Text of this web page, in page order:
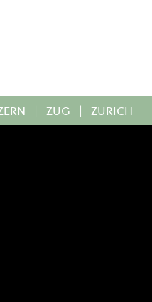
| ZUG | ZÜRICH